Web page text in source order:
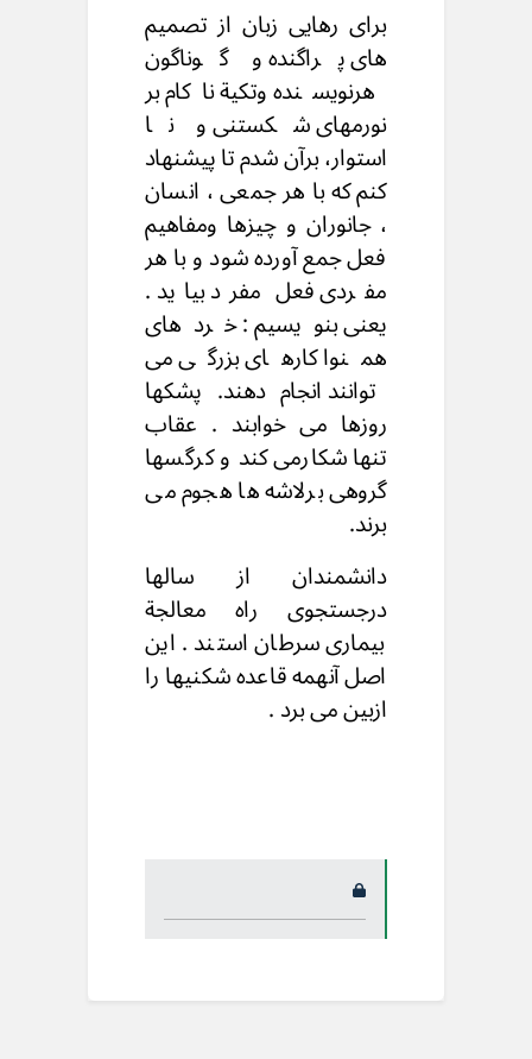
برای رهایی زبان از تصمیم
های پراگنده و گوناگون
هرنویسنده وتکیة ناکام بر
نورمهای شکستنی و نا
استوار، برآن شدم تا پیشنهاد
کنم که با هر جمعی ، انسان
، جانوران و چیزها ومفاهیم
فعل جمع آورده شود و با هر
مفردی فعل مفرد بیاید .
یعنی بنویسیم : خردهای
همنوا کارهای بزرگی می
توانند انجام دهند. پشکها
روزها می خوابند . عقاب
تنها شکارمی کند و کرگسها
گروهی برلاشه ها هجوم می
برند.
دانشمندان از سالها
درجستجوی راه معالجة
بیماری سرطان استند . این
اصل آنهمه قاعده شکنیها را
ازبین می برد .